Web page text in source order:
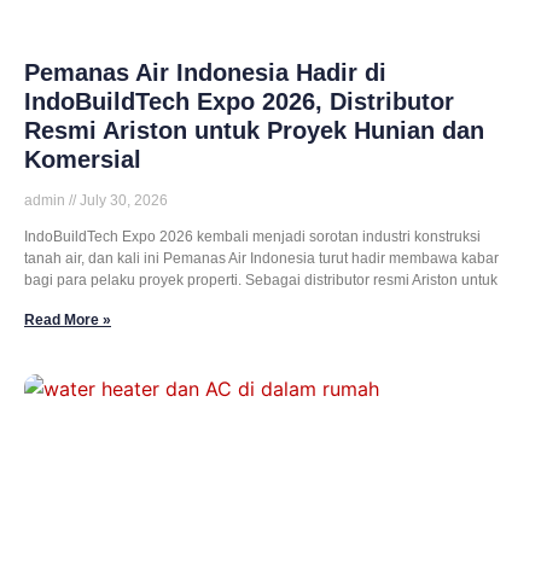
Pemanas Air Indonesia Hadir di
IndoBuildTech Expo 2026, Distributor
Resmi Ariston untuk Proyek Hunian dan
Komersial
admin July 30, 2026
IndoBuildTech Expo 2026 kembali menjadi sorotan industri konstruksi
tanah air, dan kali ini Pemanas Air Indonesia turut hadir membawa kabar
bagi para pelaku proyek properti. Sebagai distributor resmi Ariston untuk
Read More »